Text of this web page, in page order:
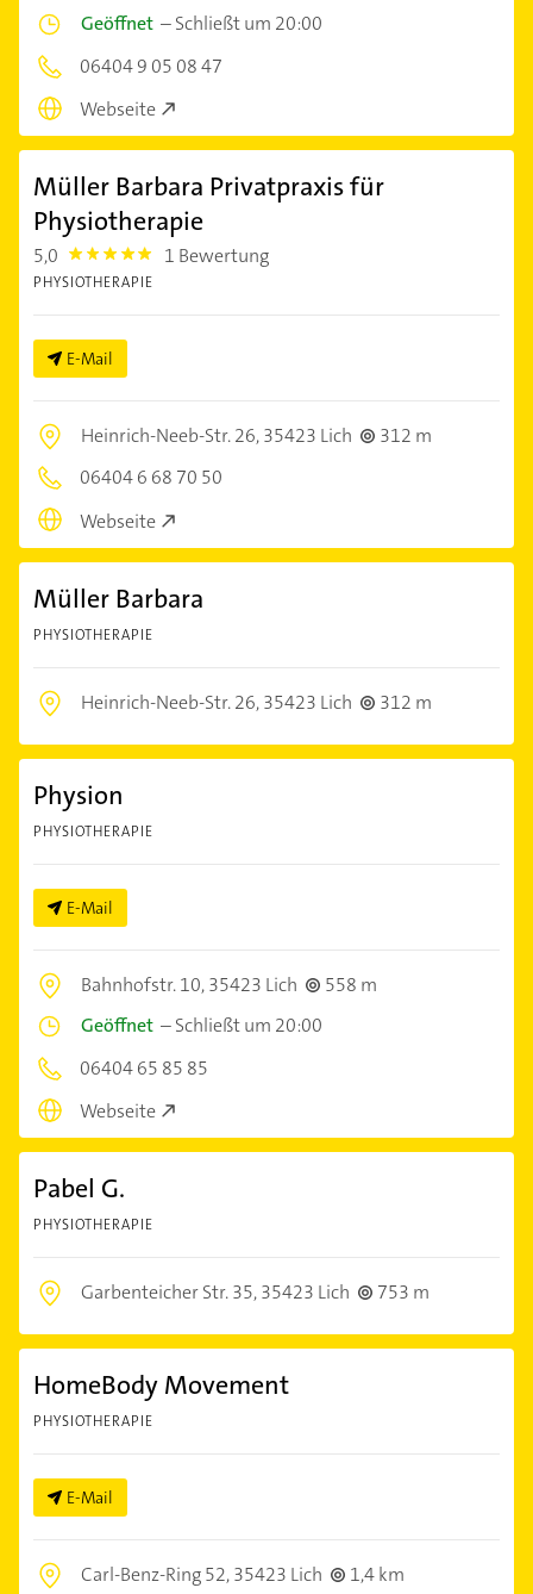
Geöffnet –Schließt um 20:00
06404 9 05 08 47
Webseite
Müller Barbara Privatpraxis für
Physiotherapie
5,0 5.0 1 Bewertung
PHYSIOTHERAPIE
E-Mail
Heinrich-Neeb-Str. 26,35423 Lich
312 m
06404 6 68 70 50
Webseite
Müller Barbara
PHYSIOTHERAPIE
Heinrich-Neeb-Str. 26,35423 Lich 312 m
Physion
PHYSIOTHERAPIE
E-Mail
Bahnhofstr. 10,35423 Lich
558 m
Geöffnet –Schließt um 20:00
06404 65 85 85
Webseite
Pabel G.
PHYSIOTHERAPIE
Garbenteicher Str. 35,35423 Lich 753 m
HomeBody Movement
PHYSIOTHERAPIE
E-Mail
Carl-Benz-Ring 52,35423 Lich
1,4 km